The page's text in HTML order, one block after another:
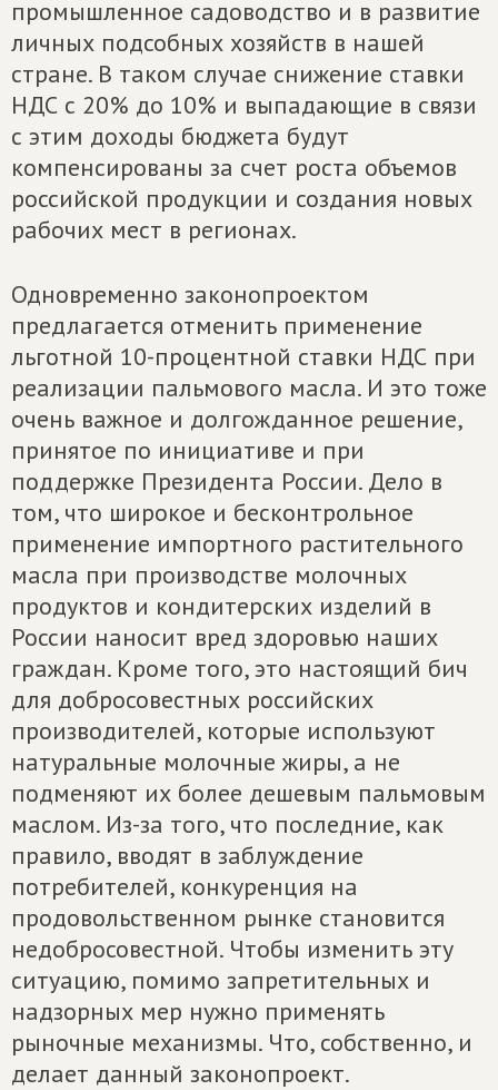
промышленное садоводство и в развитие
личных подсобных хозяйств в нашей
стране. В таком случае снижение ставки
НДС с 20% до 10% и выпадающие в связи
с этим доходы бюджета будут
компенсированы за счет роста объемов
российской продукции и создания новых
рабочих мест в регионах.
Одновременно законопроектом
предлагается отменить применение
льготной 10-процентной ставки НДС при
реализации пальмового масла. И это тоже
очень важное и долгожданное решение,
принятое по инициативе и при
поддержке Президента России. Дело в
том, что широкое и бесконтрольное
применение импортного растительного
масла при производстве молочных
продуктов и кондитерских изделий в
России наносит вред здоровью наших
граждан. Кроме того, это настоящий бич
для добросовестных российских
производителей, которые используют
натуральные молочные жиры, а не
подменяют их более дешевым пальмовым
маслом. Из-за того, что последние, как
правило, вводят в заблуждение
потребителей, конкуренция на
продовольственном рынке становится
недобросовестной. Чтобы изменить эту
ситуацию, помимо запретительных и
надзорных мер нужно применять
рыночные механизмы. Что, собственно, и
делает данный законопроект.